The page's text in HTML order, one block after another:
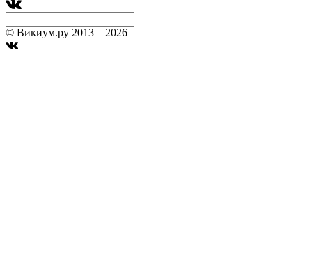
© Викиум.ру 2013 – 2026